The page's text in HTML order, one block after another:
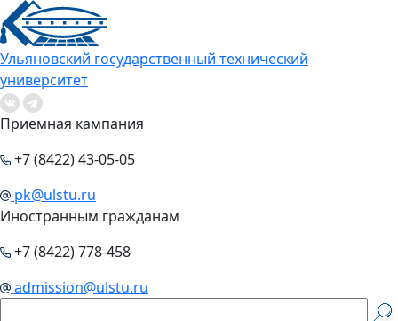
Ульяновский государственный технический
университет
Приемная кампания
+7 (8422) 43-05-05
pk@ulstu.ru
Иностранным гражданам
+7 (8422) 778-458
admission@ulstu.ru